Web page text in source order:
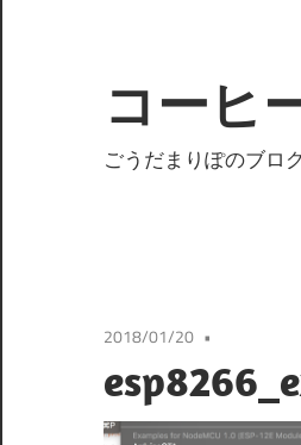
テ
ン
ツ
プ
コーヒ
ごうだまりぽのブロ
2018/01/20